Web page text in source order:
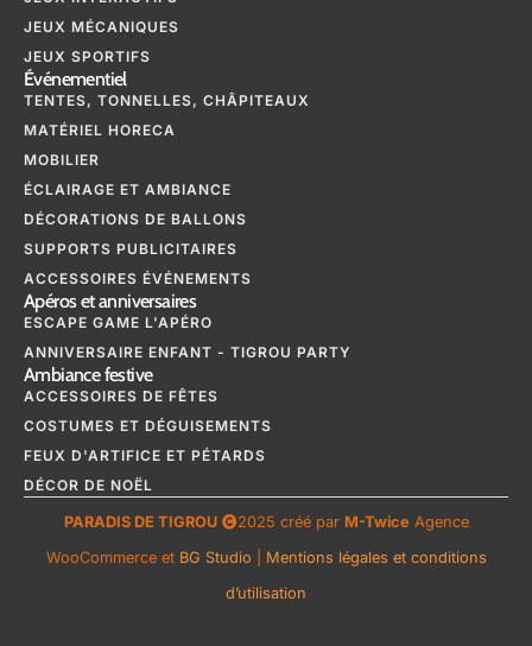
JEUX MÉCANIQUES
JEUX SPORTIFS
Événementiel
TENTES, TONNELLES, CHÂPITEAUX
MATÉRIEL HORECA
MOBILIER
ÉCLAIRAGE ET AMBIANCE
DÉCORATIONS DE BALLONS
SUPPORTS PUBLICITAIRES
ACCESSOIRES ÉVÉNEMENTS
Apéros et anniversaires
ESCAPE GAME L'APÉRO
ANNIVERSAIRE ENFANT - TIGROU PARTY
Ambiance festive
ACCESSOIRES DE FÊTES
COSTUMES ET DÉGUISEMENTS
FEUX D'ARTIFICE ET PÉTARDS
DÉCOR DE NOËL
PARADIS DE TIGROU 2025 créé par M-Twice Agence
WooCommerce et BG Studio
Mentions légales et conditions
d’utilisation